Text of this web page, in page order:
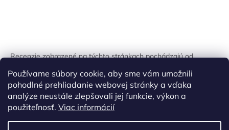
Používame súbory cookie, aby sme vám umožnili
pohodlné prehliadanie webovej stránky a vďaka
analýze neustále zlepšovali jej funkcie, výkon a
použiteľnosť. Viac informácií
Recenzie zobrazené na týchto stránkach pochádzajú od
unikátnych kľúčov generovaných na základe údajov z
uskutočnenej objednávky.